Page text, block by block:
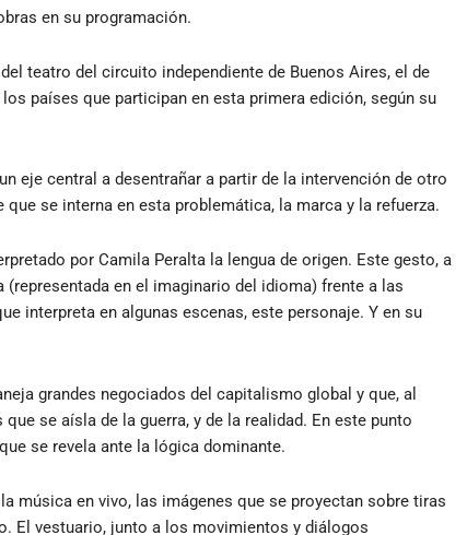
en su programación.
teatro del circuito independiente de Buenos Aires, el de
países que participan en esta primera edición, según su
eje central a desentrañar a partir de la intervención de otro
se interna en esta problemática, la marca y la refuerza.
por Camila Peralta la lengua de origen. Este gesto, a
en el imaginario del idioma) frente a las
interpreta en algunas escenas, este personaje. Y en su
grandes negociados del capitalismo global y que, al
se aísla de la guerra, y de la realidad. En este punto
se revela ante la lógica dominante.
música en vivo, las imágenes que se proyectan sobre tiras
El vestuario, junto a los movimientos y diálogos